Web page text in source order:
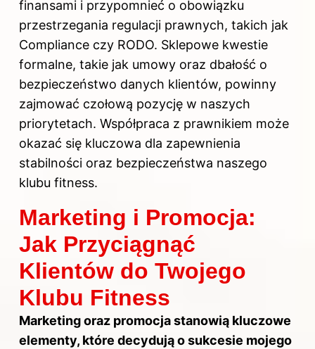
finansami i przypomnieć o obowiązku
przestrzegania regulacji prawnych, takich jak
Compliance czy RODO. Sklepowe kwestie
formalne, takie jak umowy oraz dbałość o
bezpieczeństwo danych klientów, powinny
zajmować czołową pozycję w naszych
priorytetach. Współpraca z prawnikiem może
okazać się kluczowa dla zapewnienia
stabilności oraz bezpieczeństwa naszego
klubu fitness.
Marketing i Promocja:
Jak Przyciągnąć
Klientów do Twojego
Klubu Fitness
Marketing oraz promocja stanowią kluczowe
elementy, które decydują o sukcesie mojego